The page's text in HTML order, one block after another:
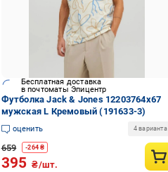
Бесплатная доставка
в почтоматы Эпицентр
Футболка Jack & Jones 12203764x67
мужская L Кремовый (191633-3)
оценить 4 варианта
659 -264 ₴
395 ₴/шт.